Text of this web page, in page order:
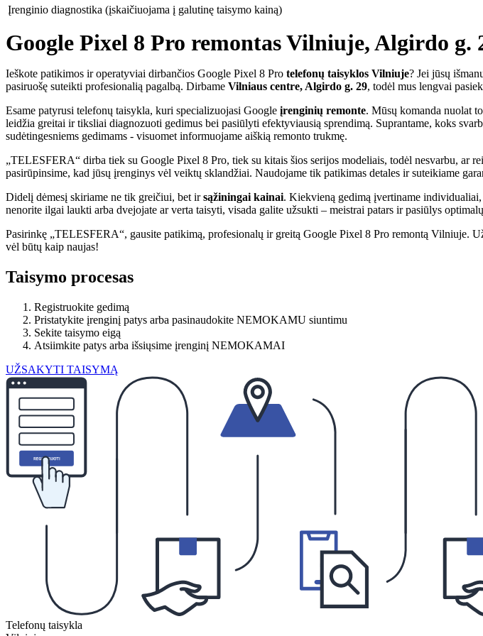
Įrenginio diagnostika (įskaičiuojama į galutinę taisymo kainą)
Google Pixel 8 Pro remontas Vilniuje, Algirdo
Ieškote patikimos ir operatyviai dirbančios Google Pixel 8 Pro telefonų taisyklos Vilniuje? Jei jūsų
pasiruošę suteikti profesionalią pagalbą. Dirbame Vilniaus centre, Algirdo g. 29, todėl mus lengvai
Esame patyrusi telefonų taisykla, kuri specializuojasi Google įrenginių remonte. Mūsų komanda nuolat
leidžia greitai ir tiksliai diagnozuoti gedimus bei pasiūlyti efektyviausią sprendimą. Suprantame, koks
sudėtingesniems gedimams - visuomet informuojame aiškią remonto trukmę.
„TELESFERA“ dirba tiek su Google Pixel 8 Pro, tiek su kitais šios serijos modeliais, todėl nesvarbu, ar
pasirūpinsime, kad jūsų įrenginys vėl veiktų sklandžiai. Naudojame tik patikimas detales ir suteikiame
Didelį dėmesį skiriame ne tik greičiui, bet irsąžiningai kainai. Kiekvieną gedimą įvertiname
nenorite ilgai laukti arba dvejojate ar verta taisyti, visada galite užsukti – meistrai patars ir pasiūlys
Pasirinkę „TELESFERA“, gausite patikimą, profesionalų ir greitą Google Pixel 8 Pro remontą Vilniuje.
vėl būtų kaip naujas!
Taisymo procesas
Registruokite gedimą
Pristatykite įrenginį patys arba pasinaudokite NEMOKAMU siuntimu
Sekite taisymo eigą
Atsiimkite patys arba išsiųsime įrenginį NEMOKAMAI
UŽSAKYTI TAISYMĄ
Telefonų taisykla